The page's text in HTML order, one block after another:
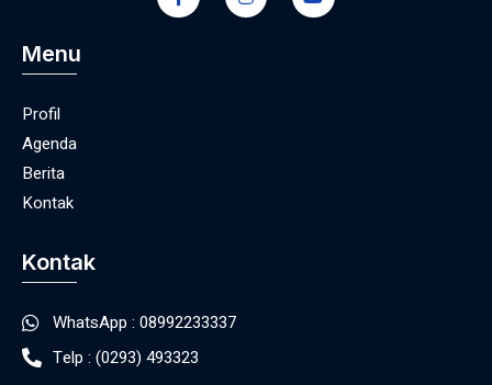
Menu
Profil
Agenda
Berita
Kontak
Kontak
WhatsApp : 08992233337
Telp : (0293) 493323